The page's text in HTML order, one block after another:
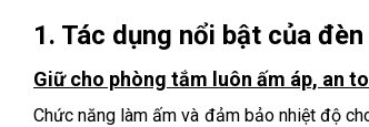
1. Tác dụng nổi bật của
Giữ cho phòng tắm luôn ấm áp, an
Chức năng làm ấm và đảm bảo nhiệt độ